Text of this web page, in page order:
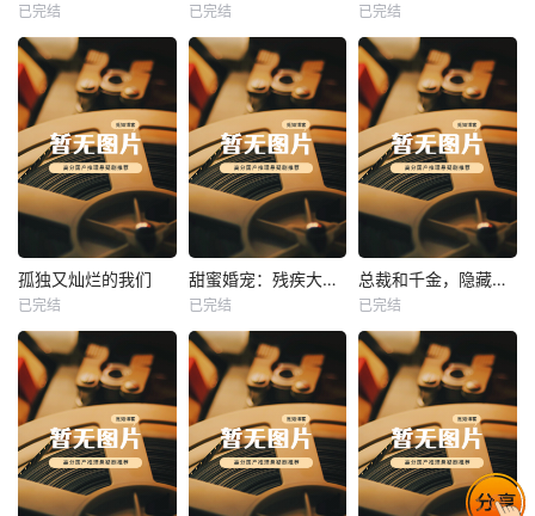
未知
已完结
未知
已完结
未知
已完结
热播
未知
孤独又灿烂的我们
已完结
热播
未知
甜蜜婚宠：残疾大佬夜夜撩
已完结
热播
未知
总裁和千金，隐藏身份闪婚了
已完结